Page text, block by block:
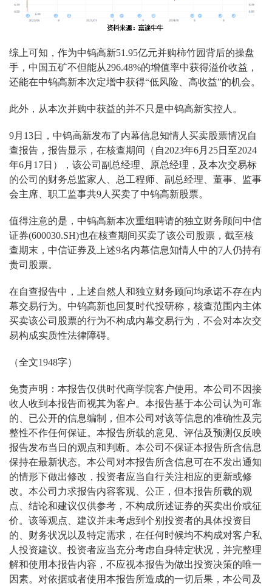
综上可知，作为中钨高新51.95亿元并购柿竹园背后的操盘
手，中国五矿不但能从296.48%的增值率中获得溢价收益，
还能在中钨高新本次定增中获得“低风险、高收益”的机会。
此外，从本次并购中获益的并不只是中钨高新实控人。
9月13日，中钨高新发布了内幕信息知情人买卖股票情况自
查报告，报告显示，在核查期间（自2023年6月25日至2024
年6月17日），该公司副总经理、原总经理，及本次交易标
的公司的财务总监家人、总工程师、副总经理、董事、监事
会主席、职工监事共9人买卖了中钨高新股票。
值得注意的是，中钨高新本次重组聘请的独立财务顾问中信
证券(600030.SH)也在核查期间买卖了该公司股票，截至核
查期末，中信证券及上述9名内幕信息知情人中的7人仍持有
贵司股票。
在自查报告中，上述自然人和独立财务顾问均承诺不存在内
幕交易行为。中钨高新也回复时代投研称，核查范围内主体
买卖该公司股票的行为不构成内幕交易行为，不会对本次交
易构成实质性法律障碍。
（全文1948字）
免责声明：本报告仅供时代商学院客户使用。本公司不因接
收人收到本报告而视其为客户。本报告基于本公司认为可靠
的、已公开的信息编制，但本公司对该等信息的准确性及完
整性不作任何保证。本报告所载的意见、评估及预测仅反映
报告发布当日的观点和判断。本公司不保证本报告所含信息
保持在最新状态。本公司对本报告所含信息可在不发出通知
的情形下做出修改，投资者应当自行关注相应的更新或修
改。本公司力求报告内容客观、公正，但本报告所载的观
点、结论和建议仅供参考，不构成所述证券的买卖出价或征
价。该等观点、建议并未考虑到个别投资者的具体投资目
的、财务状况以及特定需求，在任何时候均不构成对客户私
人投资建议。投资者应当充分考虑自身特定状况，并完整理
解和使用本报告内容，不应视本报告为做出投资决策的唯一
因素。对依据或者使用本报告所造成的一切后果，本公司及